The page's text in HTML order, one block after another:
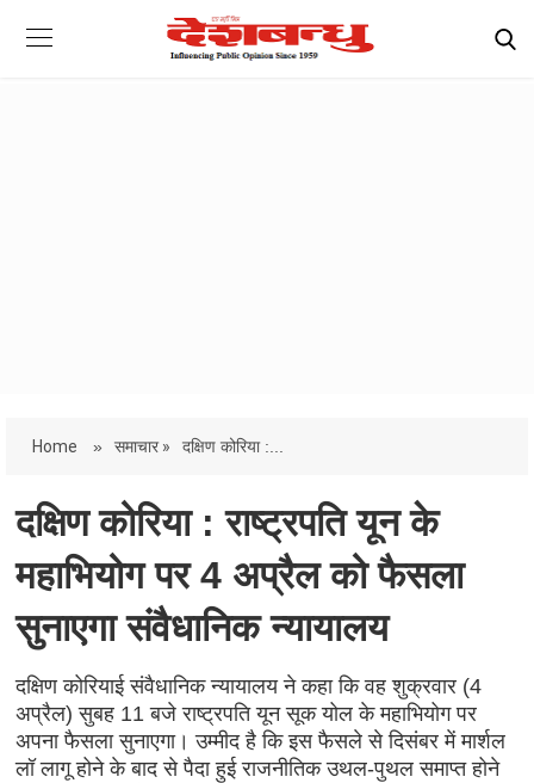
Home » समाचार » दक्षिण कोरिया :...
दक्षिण कोरिया : राष्ट्रपति यून के
महाभियोग पर 4 अप्रैल को फैसला
सुनाएगा संवैधानिक न्यायालय
दक्षिण कोरियाई संवैधानिक न्यायालय ने कहा कि वह शुक्रवार (4
अप्रैल) सुबह 11 बजे राष्ट्रपति यून सूक योल के महाभियोग पर
अपना फैसला सुनाएगा। उम्मीद है कि इस फैसले से दिसंबर में मार्शल
लॉ लागू होने के बाद से पैदा हुई राजनीतिक उथल-पुथल समाप्त होने